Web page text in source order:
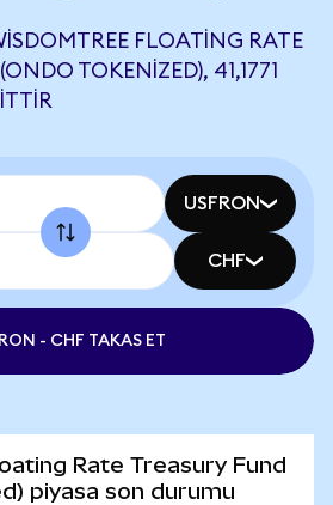
FLOATING RATE
TOKENIZED), 41,1771
USFRON
CHF
- CHF TAKAS ET
Rate Treasury Fund
piyasa son durumu